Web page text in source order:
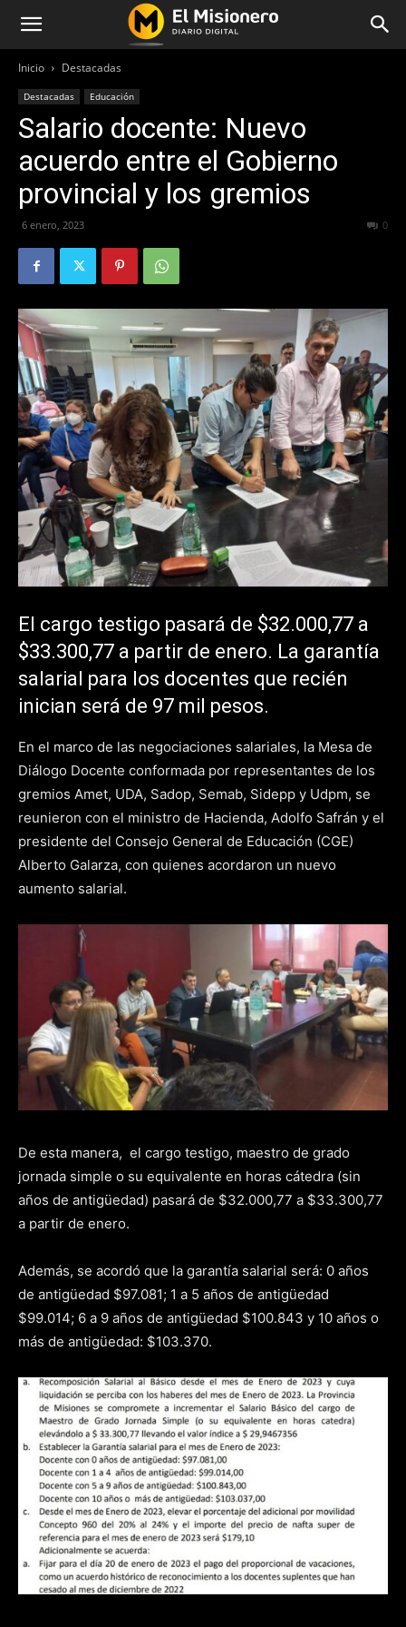
Inicio Destacadas
Destacadas Educación
Salario docente: Nuevo
acuerdo entre el Gobierno
provincial y los gremios
6 enero, 2023 0
El cargo testigo pasará de $32.000,77 a
$33.300,77 a partir de enero. La garantía
salarial para los docentes que recién
inician será de 97 mil pesos.
En el marco de las negociaciones salariales, la Mesa de
Diálogo Docente conformada por representantes de los
gremios Amet, UDA, Sadop, Semab, Sidepp y Udpm, se
reunieron con el ministro de Hacienda, Adolfo Safrán y el
presidente del Consejo General de Educación (CGE)
Alberto Galarza, con quienes acordaron un nuevo
aumento salarial.
De esta manera, el cargo testigo, maestro de grado
jornada simple o su equivalente en horas cátedra (sin
años de antigüedad) pasará de $32.000,77 a $33.300,77
a partir de enero.
Además, se acordó que la garantía salarial será: 0 años
de antigüedad $97.081; 1 a 5 años de antigüedad
$99.014; 6 a 9 años de antigüedad $100.843 y 10 años o
más de antigüedad: $103.370.